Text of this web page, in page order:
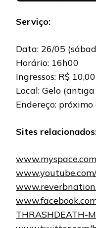
Serviço:
Data: 26/05
Horário: 16h00
Ingressos: R$ 10,00
Local: Gelo
Endereço:
Sites
THRASHDEATH-